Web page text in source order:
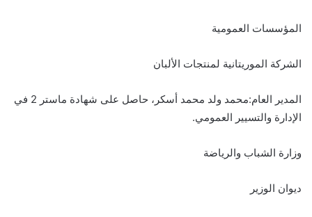
المؤسسات العمومية
الشركة الموريتانية لمنتجات الألبان
المدير العام:محمد ولد محمد أسكر، حاصل على شهادة ماستر 2 في
الإدارة والتسيير العمومي.
وزارة الشباب والرياضة
ديوان الوزير